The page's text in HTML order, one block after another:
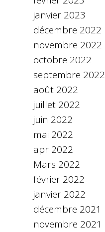
janvier 2023
décembre 2022
novembre 2022
octobre 2022
septembre 2022
août 2022
juillet 2022
juin 2022
mai 2022
apr 2022
Mars 2022
février 2022
janvier 2022
décembre 2021
novembre 2021